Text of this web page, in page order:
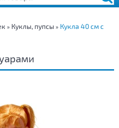
» Куклы, пупсы » Кукла 40 см с